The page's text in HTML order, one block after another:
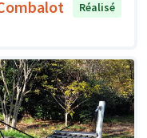
Réalisé